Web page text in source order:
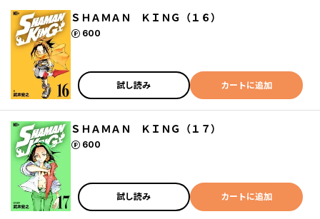
ＳＨＡＭＡＮ ＫＩＮＧ（１６）
600
ポイント
試し読み カートに追加
ＳＨＡＭＡＮ ＫＩＮＧ（１７）
600
ポイント
試し読み カートに追加